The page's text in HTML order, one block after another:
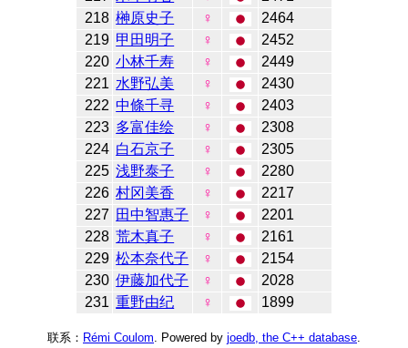
218 榊原史子 ♀
2464
219 甲田明子 ♀
2452
220 小林千寿 ♀
2449
221 水野弘美 ♀
2430
222 中條千寻 ♀
2403
223 多富佳绘 ♀
2308
224 白石京子 ♀
2305
225 浅野泰子 ♀
2280
226 村冈美香 ♀
2217
227 田中智惠子 ♀
2201
228 荒木真子 ♀
2161
229 松本奈代子 ♀
2154
230 伊藤加代子 ♀
2028
231 重野由纪 ♀ 1899
联系： Rémi Coulom. Powered by joedb, the C++ database.